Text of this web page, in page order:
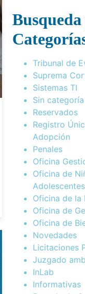
Tribunal de
Suprema
Sistemas TI
Sin categoría
Reservados
Registro
Adopción
Penales
Oficina
Oficina de
Adolescentes
Oficina de la
Oficina de
Oficina de
Novedades
Licitaciones
Juzgado
InLab
Informativas